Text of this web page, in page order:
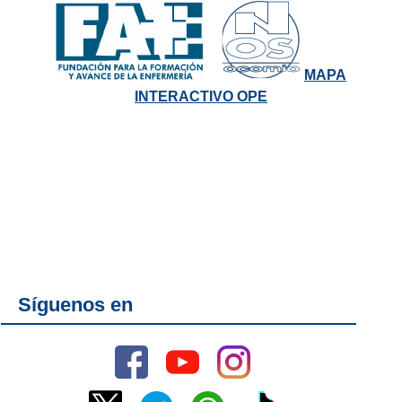
MAPA
INTERACTIVO OPE
Síguenos en